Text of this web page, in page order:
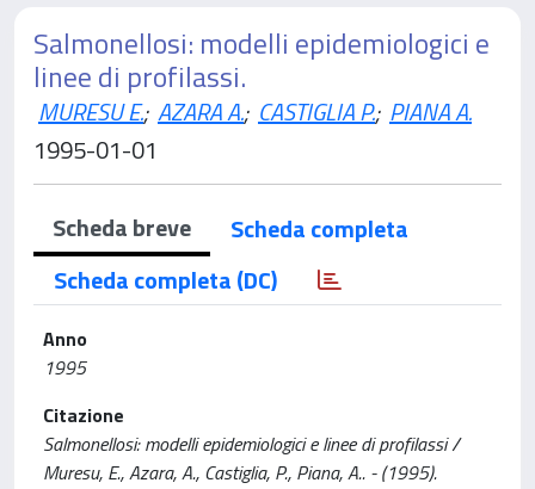
Salmonellosi: modelli epidemiologici e
linee di profilassi.
MURESU E.; AZARA A.; CASTIGLIA P.; PIANA A.
1995-01-01
Scheda breve
Scheda completa
Scheda completa (DC)
Anno
1995
Citazione
Salmonellosi: modelli epidemiologici e linee di profilassi /
Muresu, E., Azara, A., Castiglia, P., Piana, A.. - (1995).